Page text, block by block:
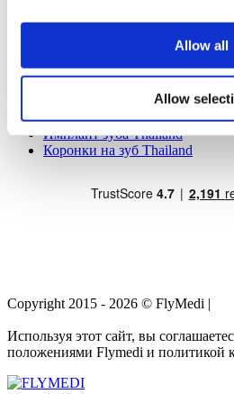
Allow all
Allow
Липосакция Мексика
Грудной имплант Thailand
Имплант зуба Thailand
Коронки на зуб Thailand
Copyright 2015 - 2026 © FlyMedi |
Используя этот сайт, вы
положениями Flymedi и политикой